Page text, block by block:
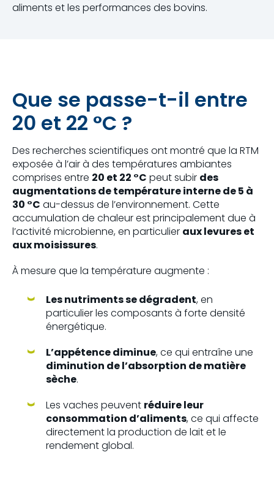
aliments et les performances des bovins.
Que se passe-t-il entre
20 et 22 °C ?
Des recherches scientifiques ont montré que la RTM
exposée à l’air à des températures ambiantes
comprises entre 20 et 22 °C peut subir des
augmentations de température interne de 5 à
30 °C au-dessus de l’environnement. Cette
accumulation de chaleur est principalement due à
l’activité microbienne, en particulier aux levures et
aux moisissures.
À mesure que la température augmente :
Les nutriments se dégradent, en
particulier les composants à forte densité
énergétique.
L’appétence diminue, ce qui entraîne une
diminution de l’absorption de matière
sèche.
Les vaches peuvent réduire leur
consommation d’aliments, ce qui affecte
directement la production de lait et le
rendement global.